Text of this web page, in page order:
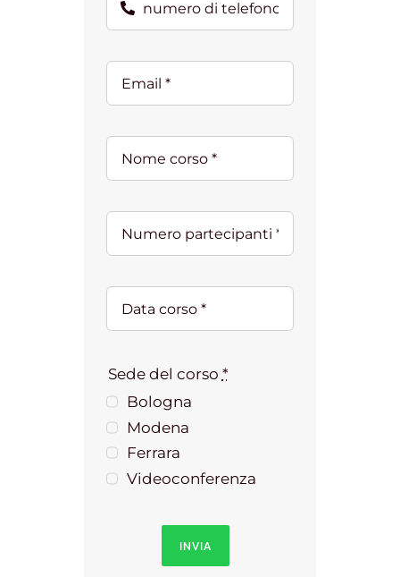
Sede del corso *
Bologna
Modena
Ferrara
Videoconferenza
INVIA